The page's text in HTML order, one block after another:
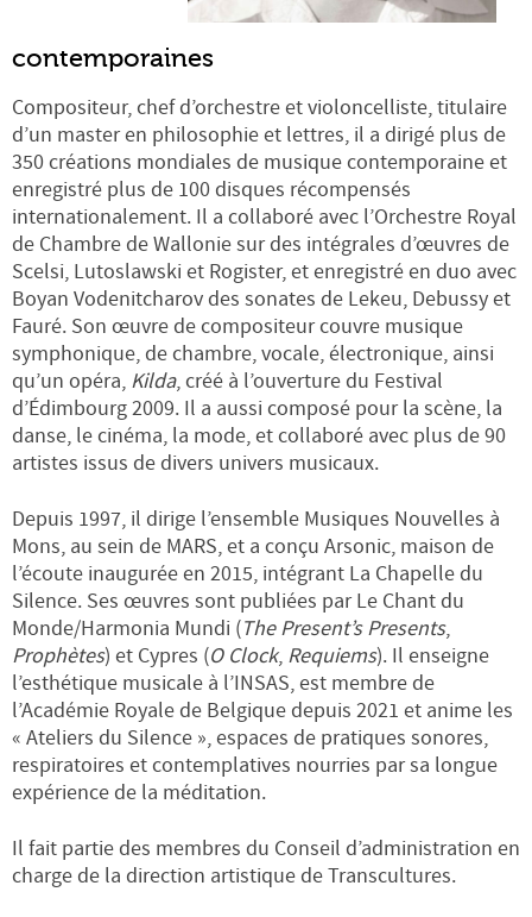
contemporaines
Compositeur, chef d’orchestre et violoncelliste, titulaire
d’un master en philosophie et lettres, il a dirigé plus de
350 créations mondiales de musique contemporaine et
enregistré plus de 100 disques récompensés
internationalement. Il a collaboré avec l’Orchestre Royal
de Chambre de Wallonie sur des intégrales d’œuvres de
Scelsi, Lutoslawski et Rogister, et enregistré en duo avec
Boyan Vodenitcharov des sonates de Lekeu, Debussy et
Fauré. Son œuvre de compositeur couvre musique
symphonique, de chambre, vocale, électronique, ainsi
qu’un opéra, Kilda, créé à l’ouverture du Festival
d’Édimbourg 2009. Il a aussi composé pour la scène, la
danse, le cinéma, la mode, et collaboré avec plus de 90
artistes issus de divers univers musicaux.
Depuis 1997, il dirige l’ensemble Musiques Nouvelles à
Mons, au sein de MARS, et a conçu Arsonic, maison de
l’écoute inaugurée en 2015, intégrant La Chapelle du
Silence. Ses œuvres sont publiées par Le Chant du
Monde/Harmonia Mundi (The Present’s Presents,
Prophètes) et Cypres (O Clock, Requiems). Il enseigne
l’esthétique musicale à l’INSAS, est membre de
l’Académie Royale de Belgique depuis 2021 et anime les
« Ateliers du Silence », espaces de pratiques sonores,
respiratoires et contemplatives nourries par sa longue
expérience de la méditation.
Il fait partie des membres du Conseil d’administration en
charge de la direction artistique de Transcultures.